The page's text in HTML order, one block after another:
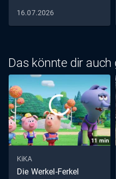
16.07.2026
Das könnte dir auch
11 min
KiKA
Die Werkel-Ferkel